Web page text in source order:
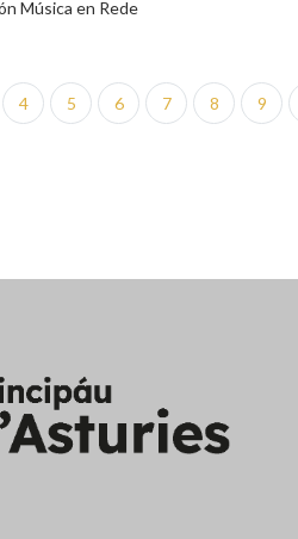
Música en Rede
4 5 6 7 8 9